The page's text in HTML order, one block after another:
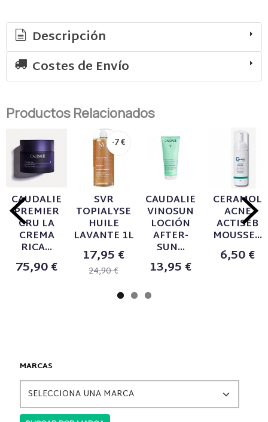
MARCAS
Descripción
Costes de Envío
Productos Relacionados
CAUDALIE
PREMIER
CRU LA
CREMA
RICA...
75,90 €
-7 €
SVR
TOPIALYSE
HUILE
LAVANTE 1L
17,95 €
24,90 €
CAUDALIE
VINOSUN
LOCIÓN
AFTER-
SUN...
13,95 €
CERAMOL
ACNE
ACTISEB
MOUSSE...
6,50 €